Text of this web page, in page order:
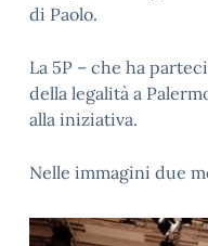
di Paolo.
La 5P – che ha
della legalità a
alla iniziativa.
Nelle immagini due